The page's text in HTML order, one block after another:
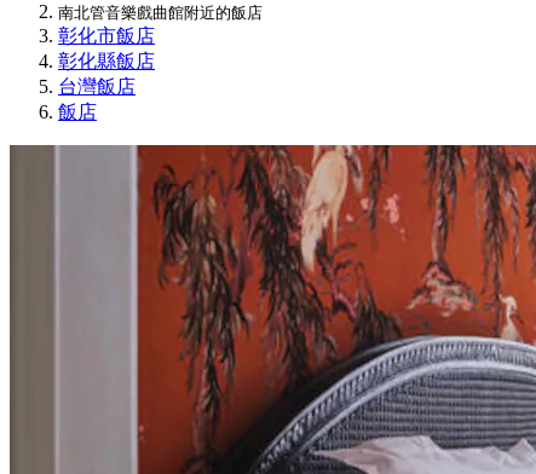
南北管音樂戲曲館附近的飯店
彰化市飯店
彰化縣飯店
台灣飯店
飯店